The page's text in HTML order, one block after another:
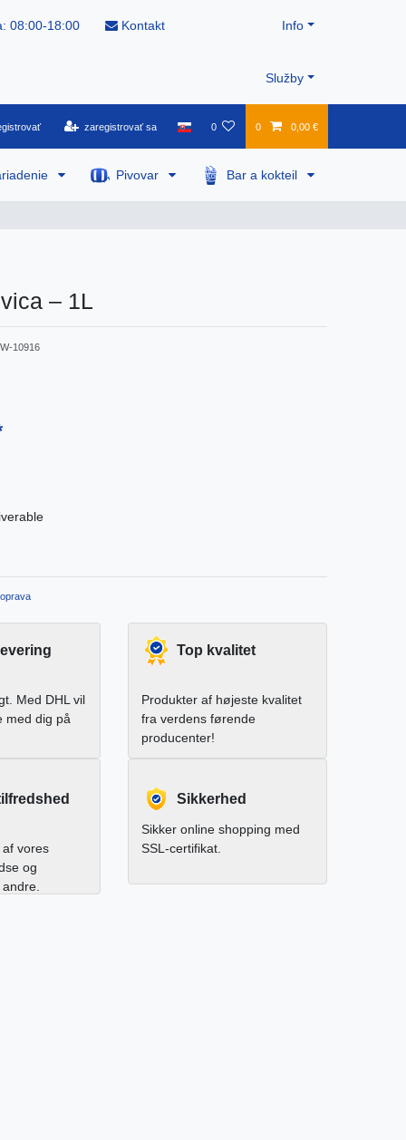
08:00-18:00 Kontakt Info
Služby
zaregistrovať sa 0 0 0,00 €
Pivovar Bar a kokteil
– 1L
10916
Med DHL vil
med dig på
Top kvalitet
Produkter af højeste kvalitet
fra verdens førende
producenter!
vores
og
Sikkerhed
Sikker online shopping med
SSL-certifikat.